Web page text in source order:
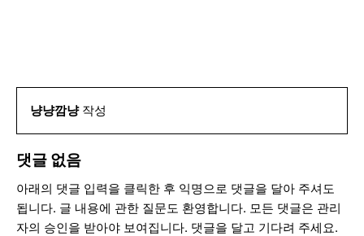
냥냥깜냥작성
댓글 없음
아래의 댓글 입력을 클릭한 후 익명으로 댓글을 달아 주셔도
됩니다. 글 내용에 관한 질문도 환영합니다. 모든 댓글은 관리
자의 승인을 받아야 보여집니다. 댓글을 달고 기다려 주세요.